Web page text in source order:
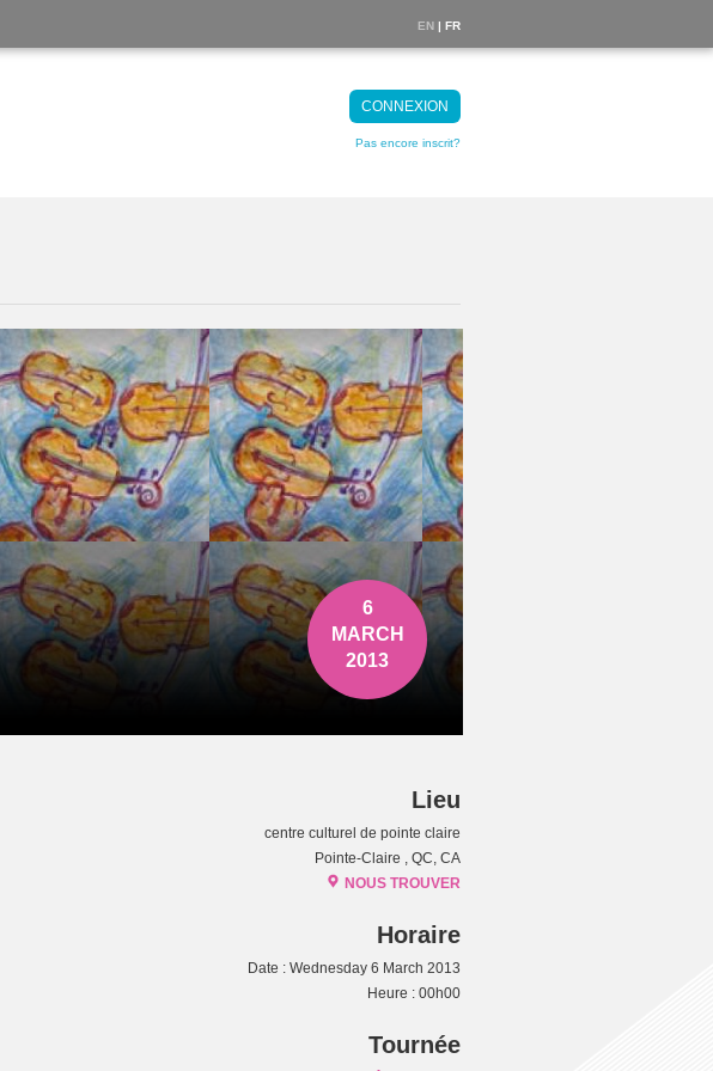
EN | FR
CONNEXION
Pas encore inscrit?
6
MARCH
2013
Lieu
centre culturel de pointe claire
Pointe-Claire , QC, CA
NOUS TROUVER
Horaire
Date : Wednesday 6 March 2013
Heure : 00h00
Tournée